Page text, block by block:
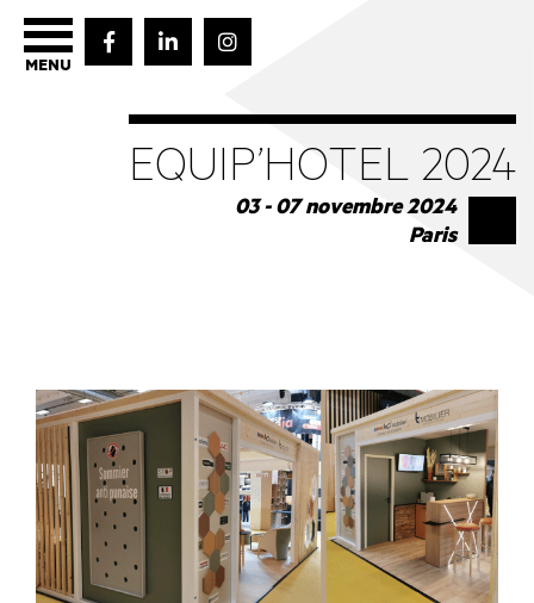
MENU
EQUIP’HOTEL 2024
03 - 07 novembre 2024
Paris